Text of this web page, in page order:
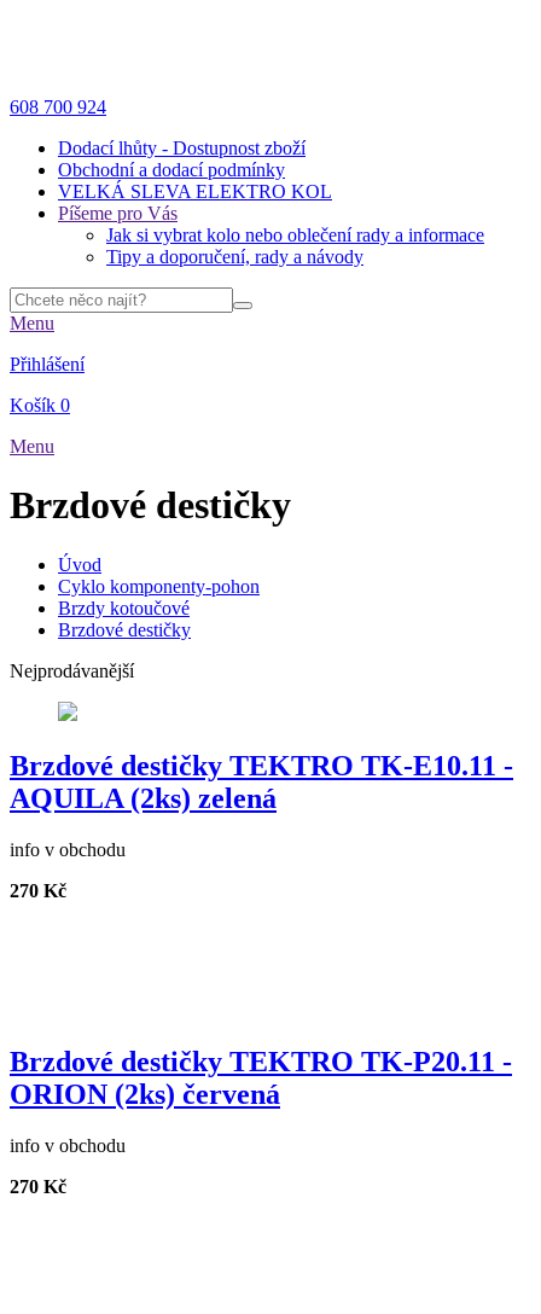
608 700 924
Dodací lhůty - Dostupnost zboží
Obchodní a dodací podmínky
VELKÁ SLEVA ELEKTRO KOL
Píšeme pro Vás
Jak si vybrat kolo nebo oblečení rady a informace
Tipy a doporučení, rady a návody
Menu
Přihlášení
Košík 0
Menu
Brzdové destičky
Úvod
Cyklo komponenty-pohon
Brzdy kotoučové
Brzdové destičky
Nejprodávanější
Brzdové destičky TEKTRO TK-E10.11 -
AQUILA (2ks) zelená
info v obchodu
270 Kč
Brzdové destičky TEKTRO TK-P20.11 -
ORION (2ks) červená
info v obchodu
270 Kč